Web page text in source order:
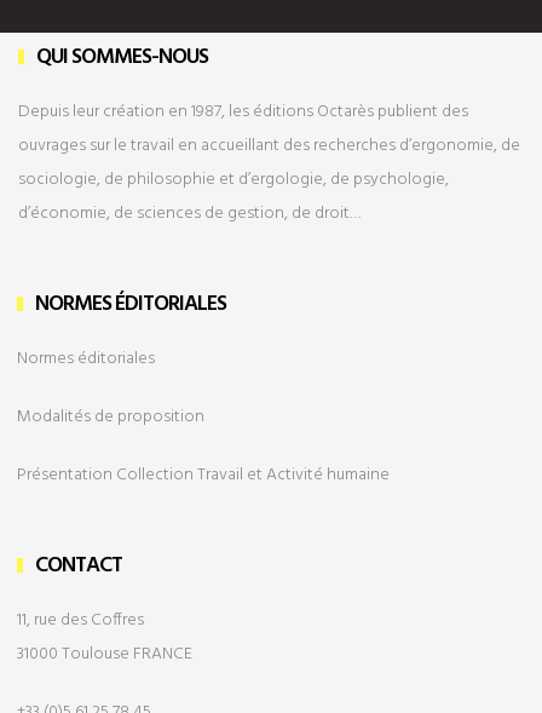
QUI SOMMES-NOUS
Depuis leur création en 1987, les éditions Octarès publient des
ouvrages sur le travail en accueillant des recherches d’ergonomie, de
sociologie, de philosophie et d’ergologie, de psychologie,
d’économie, de sciences de gestion, de droit…
NORMES ÉDITORIALES
Normes éditoriales
Modalités de proposition
Présentation Collection Travail et Activité humaine
CONTACT
11, rue des Coffres
31000 Toulouse FRANCE